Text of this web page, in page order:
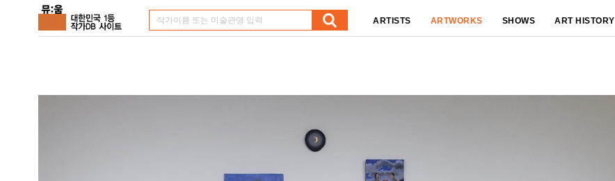
ARTISTS ARTWORKS SHOWS ART HISTORY